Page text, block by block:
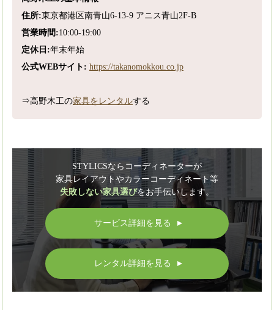
住所:東京都港区南青山6-13-9 アニス青山2F-B
営業時間:10:00-19:00
定休日:年末年始
公式WEBサイト: https://takanomokkou.co.jp
⇒高野木工の家具をレンタルする
STYLICSならコーディネーターが
家具レイアウトやカラーコーディネート等
失敗しない家具選びをお手伝いします。
サービス詳細を見る ▲
レンタル詳細を見る ▲